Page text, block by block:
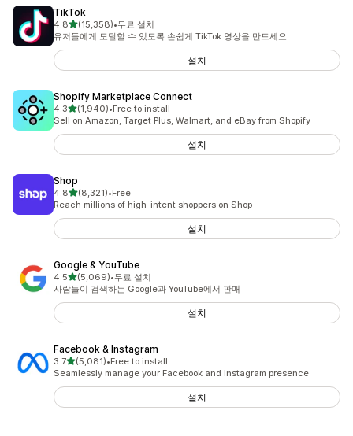
TikTok
4.8별 5개 중
(15,358)
총 리뷰 15358개
•무료 설치
유저들에게 도달할 수 있도록 손쉽게 TikTok 영상을 만드세요
설치
Shopify Marketplace Connect
4.3별 5개 중
(1,940)
총 리뷰 1940개
•Free to install
Sell on Amazon, Target Plus, Walmart, and eBay from Shopify
설치
Shop
4.8별 5개 중
(8,321)
총 리뷰 8321개
•Free
Reach millions of high-intent shoppers on Shop
설치
Google & YouTube
4.5별 5개 중
(5,069)
총 리뷰 5069개
•무료 설치
사람들이 검색하는 Google과 YouTube에서 판매
설치
Facebook & Instagram
3.7별 5개 중
(5,081)
총 리뷰 5081개
•Free to install
Seamlessly manage your Facebook and Instagram presence
설치